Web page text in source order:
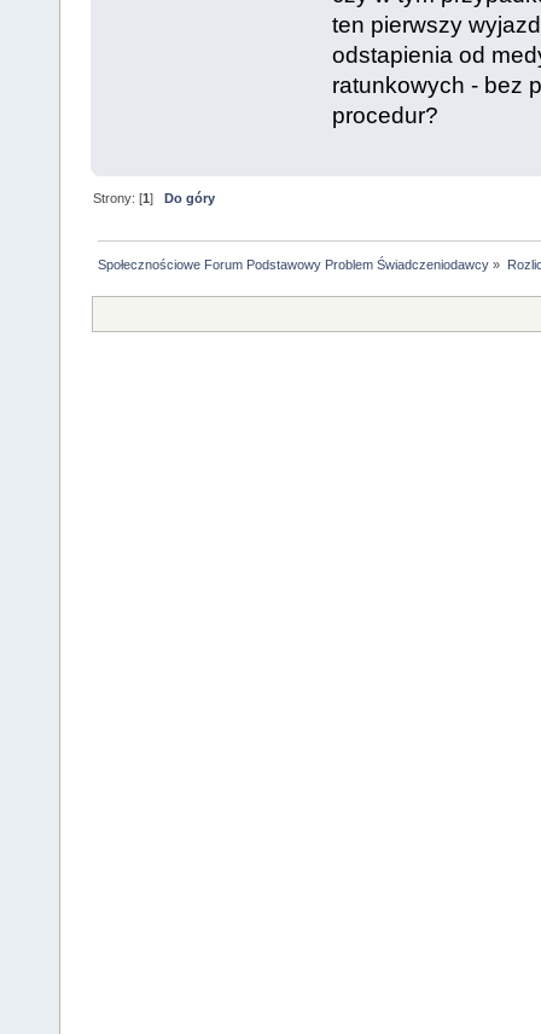
ten pierwszy
odstapienia od
ratunkowych - bez
procedur?
Strony: [1]Do góry
Społecznościowe Forum Podstawowy Problem Świadczeniodawcy »